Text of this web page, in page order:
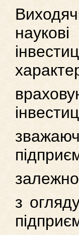
залежно
з